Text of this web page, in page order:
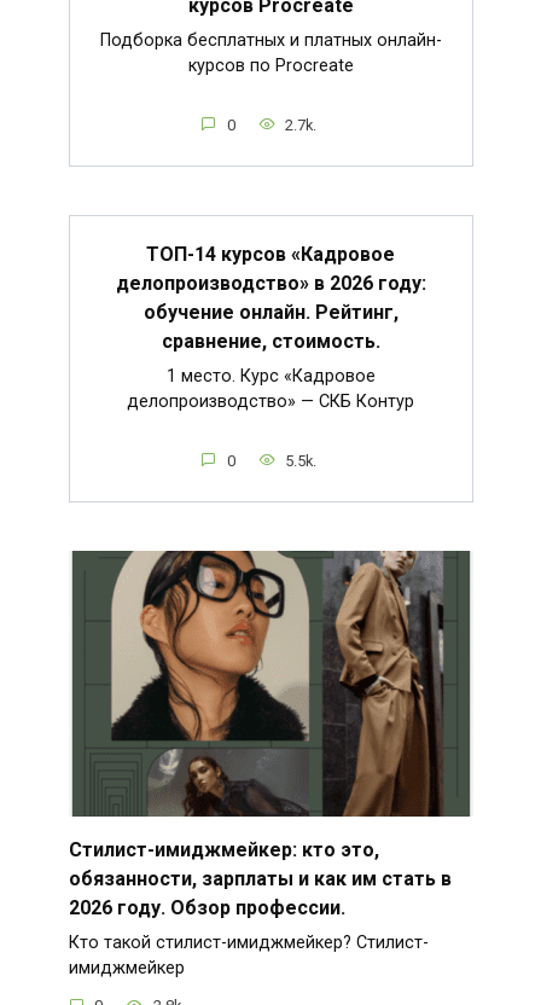
курсов Procreate
Подборка бесплатных и платных онлайн-
курсов по Procreate
0 2.7k.
ТОП-14 курсов «Кадровое
делопроизводство» в 2026 году:
обучение онлайн. Рейтинг,
сравнение, стоимость.
1 место. Курс «Кадровое
делопроизводство» — СКБ Контур
0 5.5k.
Стилист-имиджмейкер: кто это,
обязанности, зарплаты и как им стать в
2026 году. Обзор профессии.
Кто такой стилист-имиджмейкер? Стилист-
имиджмейкер